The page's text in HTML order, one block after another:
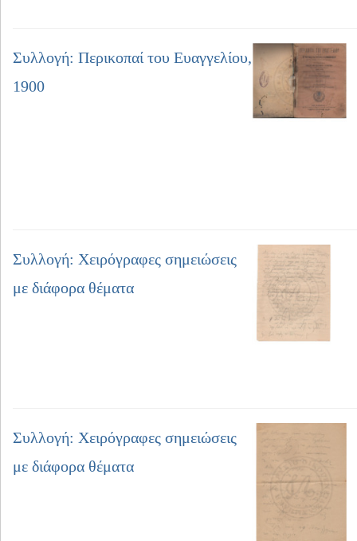
Συλλογή: Περικοπαί του Ευαγγελίου,
1900
Συλλογή: Χειρόγραφες σημειώσεις
με διάφορα θέματα
Συλλογή: Χειρόγραφες σημειώσεις
με διάφορα θέματα